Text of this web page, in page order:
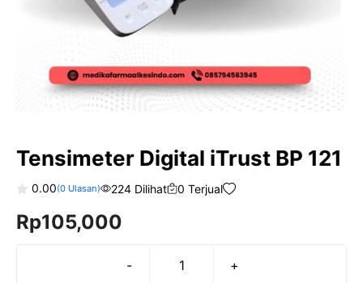
Tensimeter Digital iTrust BP 121
o
u
0.00(0Ulasan) 224 Dilihat 0 Terjual
Rp105,000
-
Kuantitas
+